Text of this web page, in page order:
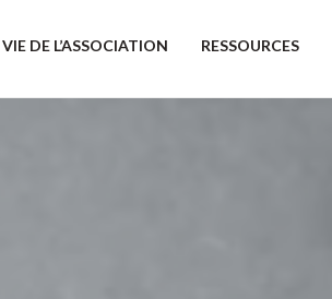
VIE DE L’ASSOCIATION RESSOURCES